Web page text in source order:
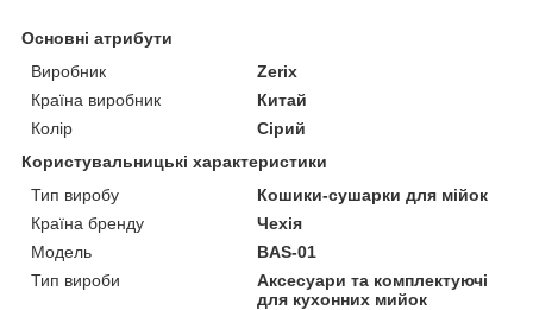
Основні атрибути
Виробник
Zerix
Країна виробник
Китай
Колір
Сірий
Користувальницькі характеристики
Тип виробу
Кошики-сушарки для мійок
Країна бренду
Чехія
Мoдель
BAS-01
Тип вироби
Аксесуари та комплектуючі
для кухонних мийок